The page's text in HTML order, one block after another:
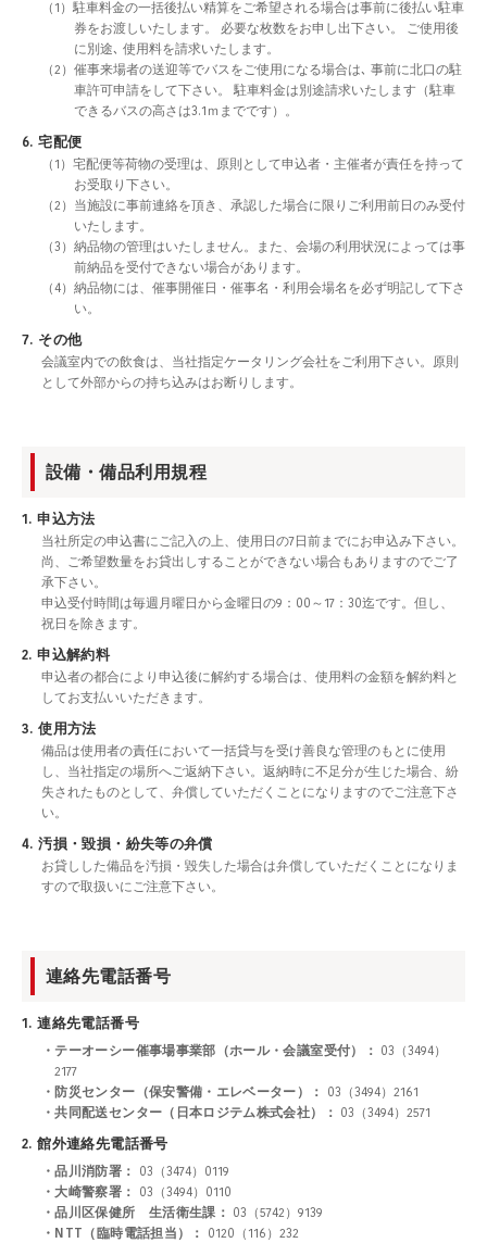
（1）駐車料金の一括後払い精算をご希望される場合は事前に後払い駐車
券をお渡しいたします。 必要な枚数をお申し出下さい。 ご使用後
に別途､ 使用料を請求いたします。
（2）催事来場者の送迎等でバスをご使用になる場合は､ 事前に北口の駐
車許可申請をして下さい。 駐車料金は別途請求いたします（駐車
できるバスの高さは3.1ｍまでです）。
6. 宅配便
（1）宅配便等荷物の受理は、原則として申込者・主催者が責任を持って
お受取り下さい。
（2）当施設に事前連絡を頂き、承認した場合に限りご利用前日のみ受付
いたします。
（3）納品物の管理はいたしません。また、会場の利用状況によっては事
前納品を受付できない場合があります。
（4）納品物には、催事開催日・催事名・利用会場名を必ず明記して下さ
い。
7. その他
会議室内での飲食は、当社指定ケータリング会社をご利用下さい。原則
として外部からの持ち込みはお断りします。
設備・備品利用規程
1. 申込方法
当社所定の申込書にご記入の上、使用日の7日前までにお申込み下さい。
尚、ご希望数量をお貸出しすることができない場合もありますのでご了
承下さい。
申込受付時間は毎週月曜日から金曜日の9：00～17：30迄です。但し、
祝日を除きます。
2. 申込解約料
申込者の都合により申込後に解約する場合は、使用料の金額を解約料と
してお支払いいただきます。
3. 使用方法
備品は使用者の責任において一括貸与を受け善良な管理のもとに使用
し、当社指定の場所へご返納下さい。返納時に不足分が生じた場合、紛
失されたものとして、弁償していただくことになりますのでご注意下さ
い。
4. 汚損・毀損・紛失等の弁償
お貸しした備品を汚損・毀失した場合は弁償していただくことになりま
すので取扱いにご注意下さい。
連絡先電話番号
1. 連絡先電話番号
・テーオーシー催事場事業部（ホール・会議室受付）： 03（3494）
2177
・防災センター（保安警備・エレベーター）： 03（3494）2161
・共同配送センター（日本ロジテム株式会社）： 03（3494）2571
2. 館外連絡先電話番号
・品川消防署： 03（3474）0119
・大崎警察署： 03（3494）0110
・品川区保健所 生活衛生課： 03（5742）9139
・NTT（臨時電話担当）： 0120（116）232